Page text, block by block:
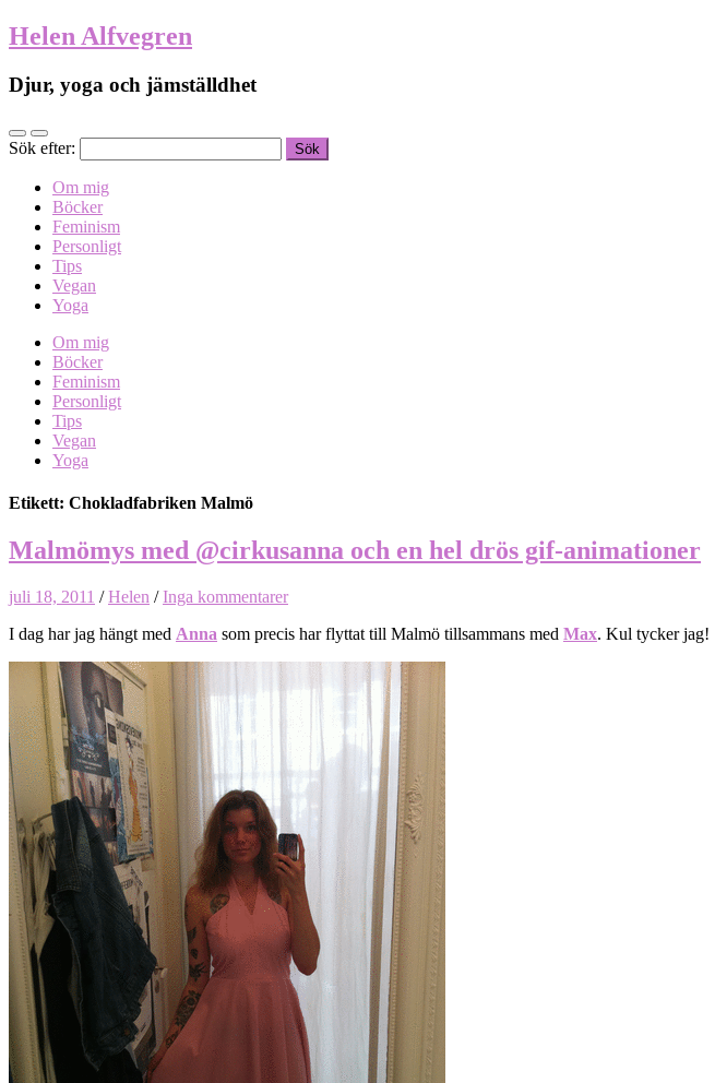
Helen Alfvegren
Djur, yoga och jämställdhet
Sök efter:
Om mig
Böcker
Feminism
Personligt
Tips
Vegan
Yoga
Om mig
Böcker
Feminism
Personligt
Tips
Vegan
Yoga
Etikett: Chokladfabriken Malmö
Malmömys med @cirkusanna och en hel drös gif-animationer
juli 18, 2011 /Helen /Inga kommentarer
I dag har jag hängt med Anna som precis har flyttat till Malmö tillsammans med Max. Kul tycker jag!